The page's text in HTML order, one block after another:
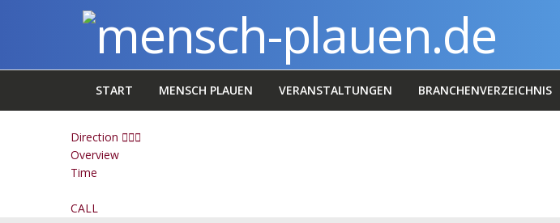
START MENSCH PLAUEN VERANSTALTUNGEN BRANCHENVERZEICHNIS
Direction
Overview
Time
CALL